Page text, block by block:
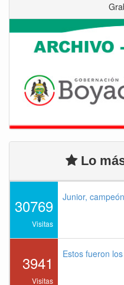
Lo
30769
Visitas
Junior,
3941
Visitas
Estos fueron